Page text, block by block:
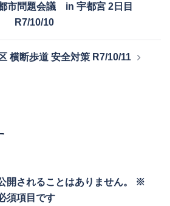
市問題会議 in 宇都宮 2日目
R7/10/10
横断歩道 安全対策 R7/10/11
開されることはありません。
※
須項目です